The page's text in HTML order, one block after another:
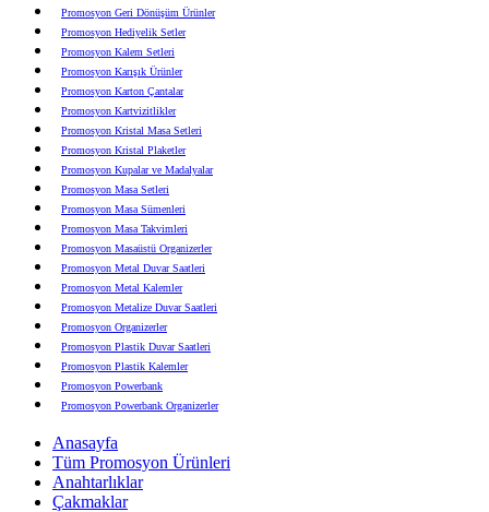
Promosyon Geri Dönüşüm Ürünler
Promosyon Hediyelik Setler
Promosyon Kalem Setleri
Promosyon Karışık Ürünler
Promosyon Karton Çantalar
Promosyon Kartvizitlikler
Promosyon Kristal Masa Setleri
Promosyon Kristal Plaketler
Promosyon Kupalar ve Madalyalar
Promosyon Masa Setleri
Promosyon Masa Sümenleri
Promosyon Masa Takvimleri
Promosyon Masaüstü Organizerler
Promosyon Metal Duvar Saatleri
Promosyon Metal Kalemler
Promosyon Metalize Duvar Saatleri
Promosyon Organizerler
Promosyon Plastik Duvar Saatleri
Promosyon Plastik Kalemler
Promosyon Powerbank
Promosyon Powerbank Organizerler
Promosyon Şapka
Promosyon Sekreter Bloknotlar
Promosyon Seramik ve Porselen Ürünler
Promosyon Speakerlar
Anasayfa
Tüm Promosyon Ürünleri
Anahtarlıklar
Çakmaklar